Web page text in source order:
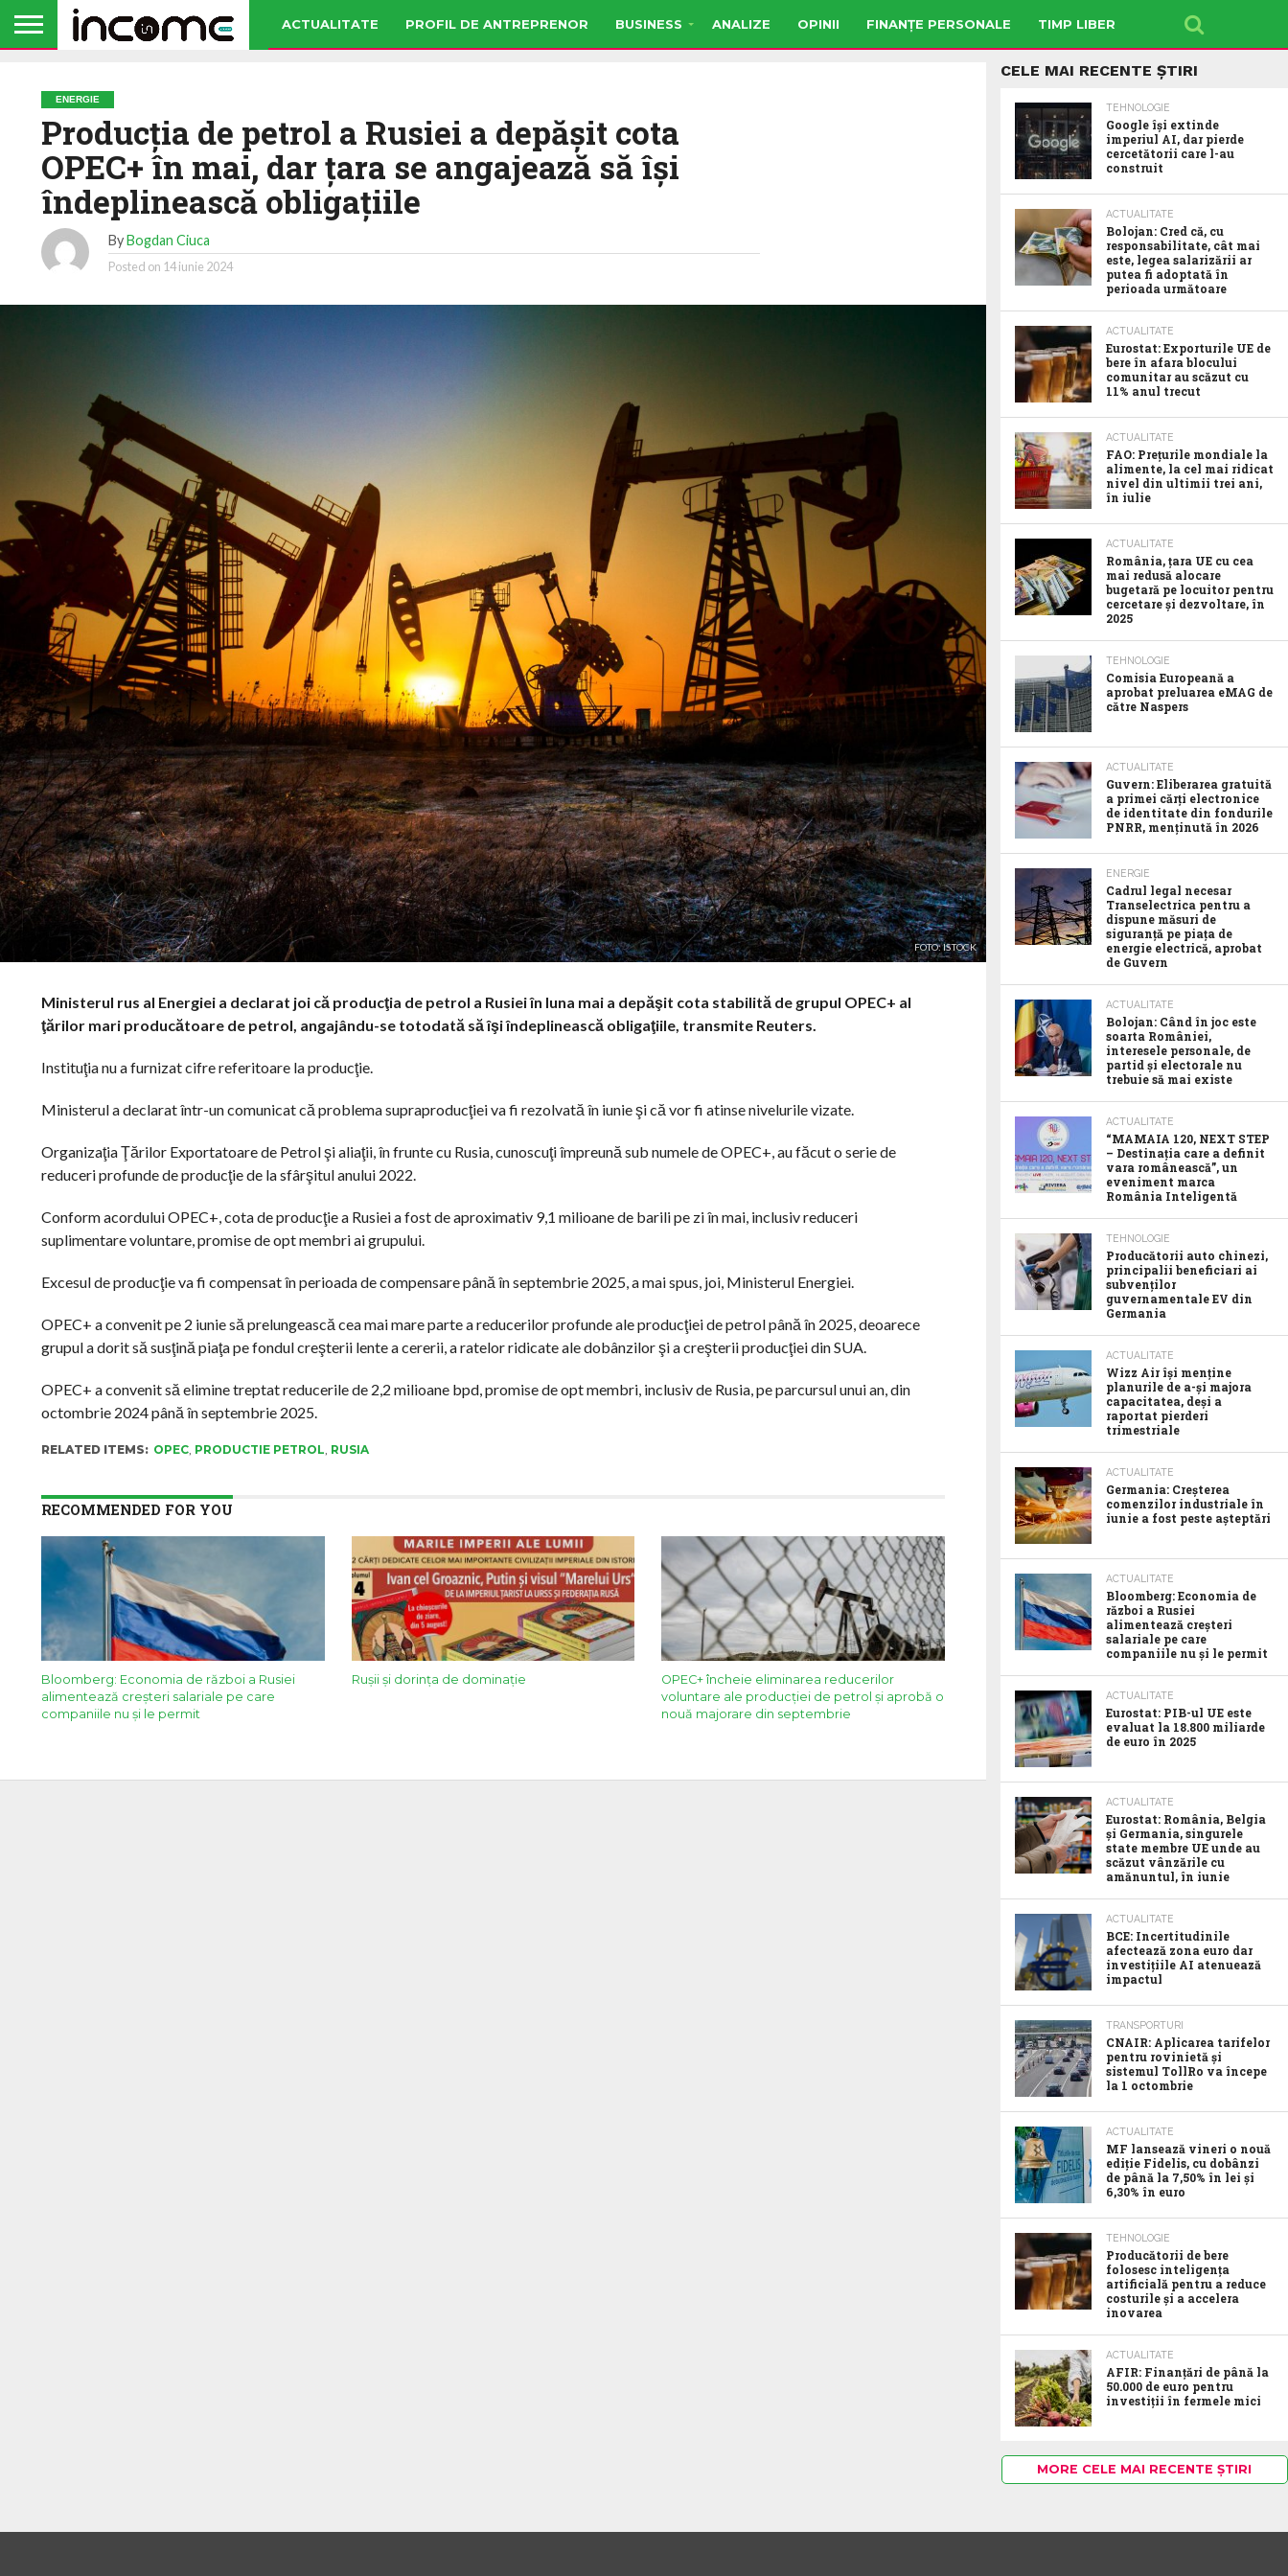
ACTUALITATE PROFIL DE ANTREPRENOR BUSINESS ANALIZE OPINII FINANȚE PERSONALE TIMP LIBER
ENERGIE
Producţia de petrol a Rusiei a depăşit cota
OPEC+ în mai, dar ţara se angajează să îşi
îndeplinească obligaţiile
ByBogdan Ciuca
Posted on 14 iunie 2024
FOTO: ISTOCK
Ministerul rus al Energiei a declarat joi că producţia de petrol a Rusiei în luna mai a depăşit cota stabilită de grupul OPEC+ al
ţărilor mari producătoare de petrol, angajându-se totodată să îşi îndeplinească obligaţiile, transmite Reuters.
Instituţia nu a furnizat cifre referitoare la producţie.
Ministerul a declarat într-un comunicat că problema supraproducţiei va fi rezolvată în iunie şi că vor fi atinse nivelurile vizate.
Organizaţia Ţărilor Exportatoare de Petrol şi aliaţii, în frunte cu Rusia, cunoscuţi împreună sub numele de OPEC+, au făcut o serie de
reduceri profunde de producţie de la sfârşitul anului 2022.
Conform acordului OPEC+, cota de producţie a Rusiei a fost de aproximativ 9,1 milioane de barili pe zi în mai, inclusiv reduceri
suplimentare voluntare, promise de opt membri ai grupului.
Excesul de producţie va fi compensat în perioada de compensare până în septembrie 2025, a mai spus, joi, Ministerul Energiei.
OPEC+ a convenit pe 2 iunie să prelungească cea mai mare parte a reducerilor profunde ale producţiei de petrol până în 2025, deoarece
grupul a dorit să susţină piaţa pe fondul creşterii lente a cererii, a ratelor ridicate ale dobânzilor şi a creşterii producţiei din SUA.
OPEC+ a convenit să elimine treptat reducerile de 2,2 milioane bpd, promise de opt membri, inclusiv de Rusia, pe parcursul unui an, din
octombrie 2024 până în septembrie 2025.
RELATED ITEMS: OPEC, PRODUCTIE PETROL RUSIA
RECOMMENDED FOR YOU
Bloomberg: Economia de război a Rusiei
alimentează creșteri salariale pe care
companiile nu și le permit
Rușii și dorința de dominație
OPEC+ încheie eliminarea reducerilor
voluntare ale producţiei de petrol şi aprobă o
nouă majorare din septembrie
CELE MAI RECENTE ȘTIRI
TEHNOLOGIE
Google îşi extinde
imperiul AI, dar pierde
cercetătorii care l-au
construit
ACTUALITATE
Bolojan: Cred că, cu
responsabilitate, cât mai
este, legea salarizării ar
putea fi adoptată în
perioada următoare
ACTUALITATE
Eurostat: Exporturile UE de
bere în afara blocului
comunitar au scăzut cu
11% anul trecut
ACTUALITATE
FAO: Prețurile mondiale la
alimente, la cel mai ridicat
nivel din ultimii trei ani,
în iulie
ACTUALITATE
România, țara UE cu cea
mai redusă alocare
bugetară pe locuitor pentru
cercetare și dezvoltare, în
2025
TEHNOLOGIE
Comisia Europeană a
aprobat preluarea eMAG de
către Naspers
ACTUALITATE
Guvern: Eliberarea gratuită
a primei cărți electronice
de identitate din fondurile
PNRR, menținută în 2026
ENERGIE
Cadrul legal necesar
Transelectrica pentru a
dispune măsuri de
siguranță pe piața de
energie electrică, aprobat
de Guvern
ACTUALITATE
Bolojan: Când în joc este
soarta României,
interesele personale, de
partid și electorale nu
trebuie să mai existe
ACTUALITATE
“MAMAIA 120, NEXT STEP
– Destinația care a definit
vara românească”, un
eveniment marca
România Inteligentă
TEHNOLOGIE
Producătorii auto chinezi,
principalii beneficiari ai
subvenților
guvernamentale EV din
Germania
ACTUALITATE
Wizz Air își menține
planurile de a-și majora
capacitatea, deși a
raportat pierderi
trimestriale
ACTUALITATE
Germania: Creșterea
comenzilor industriale în
iunie a fost peste așteptări
ACTUALITATE
Bloomberg: Economia de
război a Rusiei
alimentează creșteri
salariale pe care
companiile nu și le permit
ACTUALITATE
Eurostat: PIB-ul UE este
evaluat la 18.800 miliarde
de euro în 2025
ACTUALITATE
Eurostat: România, Belgia
și Germania, singurele
state membre UE unde au
scăzut vânzările cu
amănuntul, în iunie
ACTUALITATE
BCE: Incertitudinile
afectează zona euro dar
investițiile AI atenuează
impactul
TRANSPORTURI
CNAIR: Aplicarea tarifelor
pentru rovinietă și
sistemul TollRo va începe
la 1 octombrie
ACTUALITATE
MF lansează vineri o nouă
ediție Fidelis, cu dobânzi
de până la 7,50% în lei și
6,30% în euro
TEHNOLOGIE
Producătorii de bere
folosesc inteligența
artificială pentru a reduce
costurile și a accelera
inovarea
ACTUALITATE
AFIR: Finanțări de până la
50.000 de euro pentru
investiții în fermele mici
MORE CELE MAI RECENTE ȘTIRI